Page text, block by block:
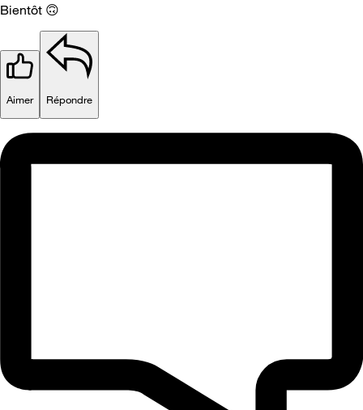
Bientôt 🙃
Aimer Répondre